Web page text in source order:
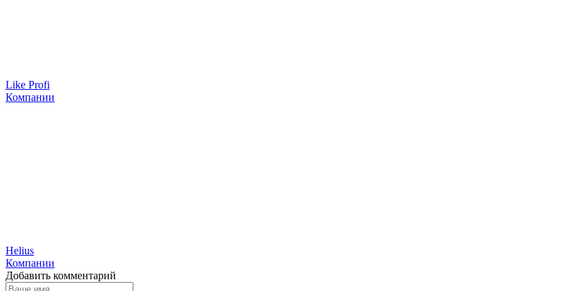
Like Profi
Компании
Helius
Компании
Добавить комментарий